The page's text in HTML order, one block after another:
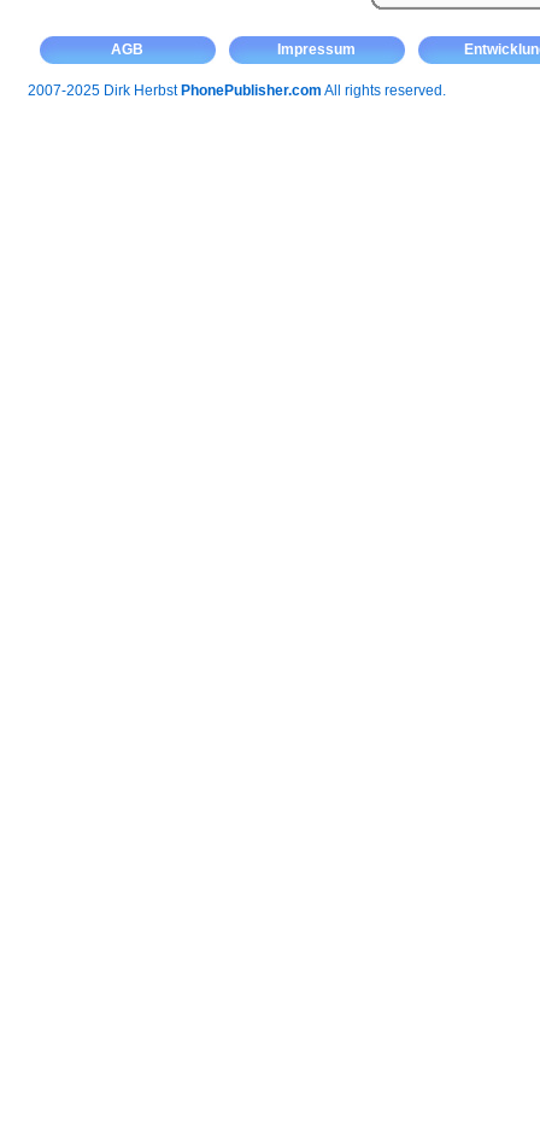
AGB Impressum
2007-2025 Dirk Herbst PhonePublisher.com All rights reserved.